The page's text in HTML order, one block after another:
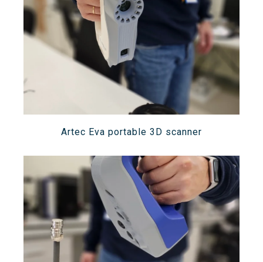
GL Search
Search
for:
SEARCHTwitterInstagramYoutube Linkedin
Artec Eva portable 3D scanner